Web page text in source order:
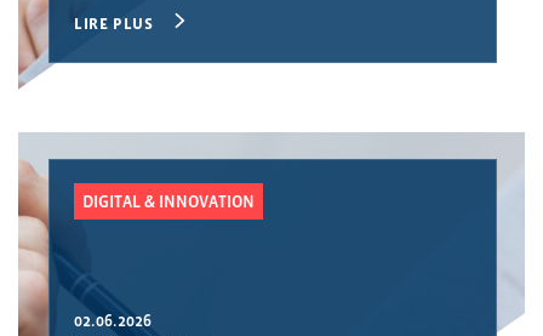
LIRE PLUS
DIGITAL & INNOVATION
02.06.2026